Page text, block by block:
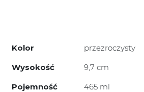
Kolor
przezroczysty
Wysokość
9,7 cm
Pojemność
465 ml